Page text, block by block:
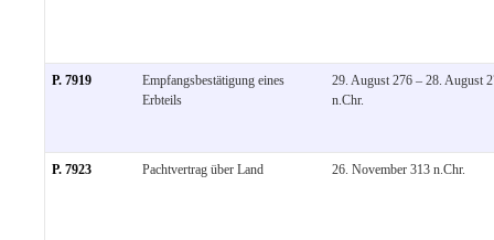
P. 7919
Empfangsbestätigung eines
Erbteils
29. August 276 – 28. August
n.Chr.
P. 7923 Pachtvertrag über Land 26. November 313 n.Chr.